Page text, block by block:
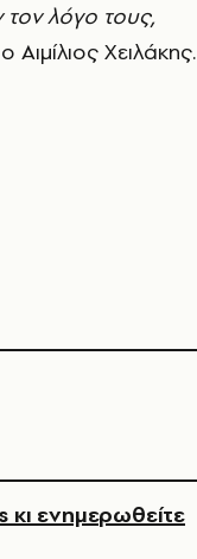
τον λόγο τους,
Χειλάκης.
ενημερωθείτε